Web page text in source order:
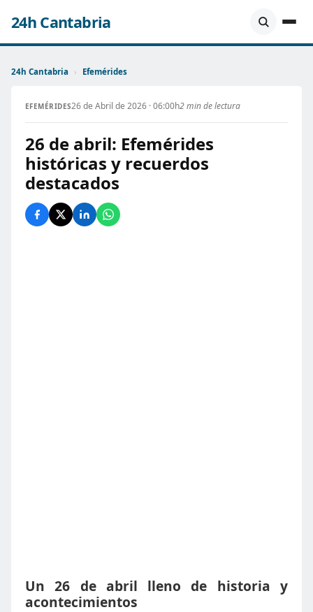
24h Cantabria
24h Cantabria › Efemérides
EFEMÉRIDES26 de Abril de 2026 · 06:00h2 min de lectura
26 de abril: Efemérides
históricas y recuerdos
destacados
Un 26 de abril lleno de historia y
acontecimientos